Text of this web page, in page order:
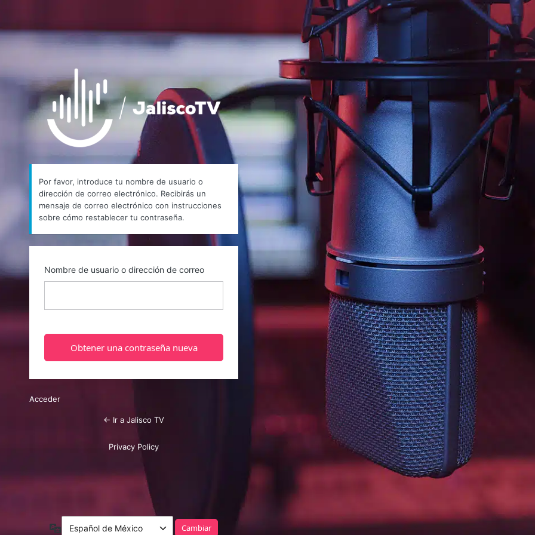
https://jaliscotv.com
Por favor, introduce tu nombre de usuario o
dirección de correo electrónico. Recibirás un
mensaje de correo electrónico con instrucciones
sobre cómo restablecer tu contraseña.
Nombre de usuario o dirección de correo
Acceder
← Ir a Jalisco TV
Privacy Policy
Idioma